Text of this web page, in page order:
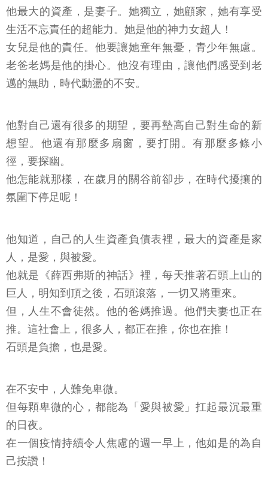
他最大的資產，是妻子。她獨立，她顧家，她有享受
生活不忘責任的超能力。她是他的神力女超人！
女兒是他的責任。他要讓她童年無憂，青少年無慮。
老爸老媽是他的掛心。他沒有理由，讓他們感受到老
邁的無助，時代動盪的不安。
他對自己還有很多的期望，要再墊高自己對生命的新
想望。他還有那麼多扇窗，要打開。有那麼多條小
徑，要探幽。
他怎能就那樣，在歲月的關谷前卻步，在時代擾攘的
氛圍下停足呢！
他知道，自己的人生資產負債表裡，最大的資產是家
人，是愛，與被愛。
他就是《薛西弗斯的神話》裡，每天推著石頭上山的
巨人，明知到頂之後，石頭滾落，一切又將重來。
但，人生不會徒然。他的爸媽推過。他們夫妻也正在
推。這社會上，很多人，都正在推，你也在推！
石頭是負擔，也是愛。
在不安中，人難免卑微。
但每顆卑微的心，都能為「愛與被愛」扛起最沉最重
的日夜。
在一個疫情持續令人焦慮的週一早上，他如是的為自
己按讚！